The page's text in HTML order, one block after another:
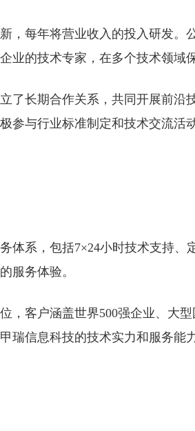
，每年将营业收入的投入研发。
业的技术专家，在多个技术领域
了长期合作关系，共同开展前沿
参与行业标准制定和技术交流活动
体系，包括7×24小时技术支持
服务体验。
，客户涵盖世界500强企业、大
瑞信息科技的技术实力和服务能力